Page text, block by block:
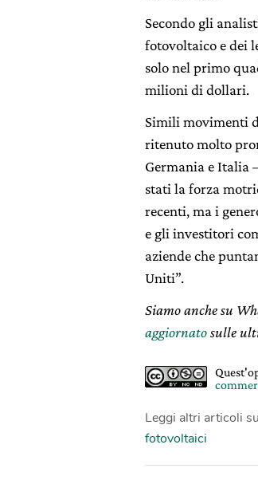
Secondo gli
fotovoltaico e dei
solo nel primo
milioni di dollari.
Simili movimenti
ritenuto molto
Germania e Italia
stati la forza
recenti, ma i
e gli investitori
aziende che
Uniti”.
Siamo anche su
aggiornatosulle
Leggi altri articoli
fotovoltaici